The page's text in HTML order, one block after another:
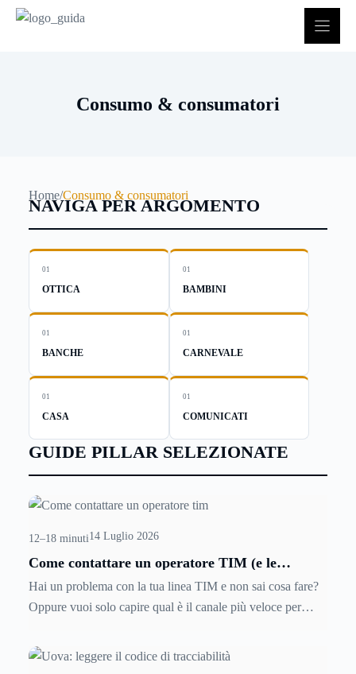
Consumo & consumatori
Home/Consumo & consumatori
NAVIGA PER ARGOMENTO
01
OTTICA
01
BAMBINI
01
BANCHE
01
CARNEVALE
01
CASA
01
COMUNICATI
GUIDE PILLAR SELEZIONATE
12–18 minuti14 Luglio 2026
Come contattare un operatore TIM (e le
velocemente)
Hai un problema con la tua linea TIM e non sai cosa fare?
Oppure vuoi solo capire qual è il canale più veloce per
ascoltare voci automatiche? Questa guida è esattamente